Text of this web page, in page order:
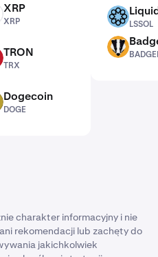
XRP
XRP
TRON
TRX
Dogecoin
DOGE
LSSOL
LSSOL
BADGER
charakter informacyjny i nie
rekomendacji lub zachęty do
jakichkolwiek